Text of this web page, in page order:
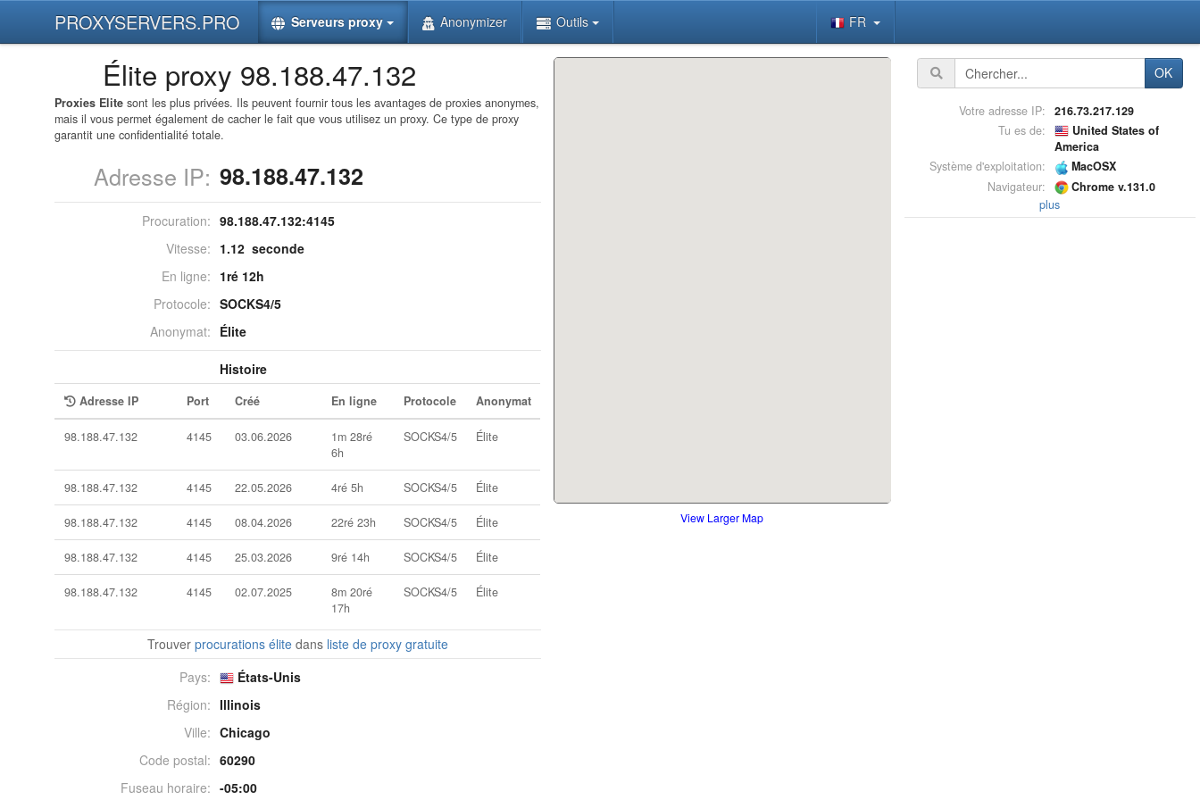
PROXYSERVERS.PRO Serveurs proxy Anonymizer Outils FR
Élite proxy 98.188.47.132
Proxies Elite sont les plus privées. Ils peuvent fournir tous les avantages de proxies anonymes,
mais il vous permet également de cacher le fait que vous utilisez un proxy. Ce type de proxy
garantit une confidentialité totale.
Adresse IP: 98.188.47.132
Procuration: 98.188.47.132:4145
Vitesse: 1.12 seconde
En ligne: 1ré 12h
Protocole: SOCKS4/5
Anonymat: Élite
Histoire
Adresse IP Port Créé En ligne Protocole Anonymat
98.188.47.132 4145 03.06.2026
1m 28ré
6h
SOCKS4/5 Élite
98.188.47.132 4145 22.05.2026 4ré 5h SOCKS4/5 Élite
98.188.47.132 4145 08.04.2026 22ré 23h SOCKS4/5 Élite
98.188.47.132 4145 25.03.2026 9ré 14h SOCKS4/5 Élite
98.188.47.132 4145 02.07.2025
8m 20ré
17h
SOCKS4/5 Élite
Trouver procurations élitedans liste de proxy gratuite
Pays:
États-Unis
Région: Illinois
Ville: Chicago
Code postal: 60290
Fuseau horaire: -05:00
View Larger Map
OK
Votre adresse IP:
216.73.217.129
Tu es de:
United States of
America
Système d'exploitation:
MacOSX
Navigateur:
Chrome v.131.0
plus